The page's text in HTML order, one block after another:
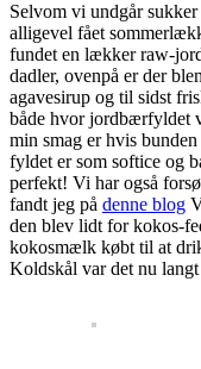
Selvom vi undgår
alligevel fået
fundet en lækker raw-
dadler, ovenpå er der
agavesirup og til sidst
både hvor jordbærfyldet
min smag er hvis
fyldet er som softice og
perfekt! Vi har også
fandt jeg på denne blog
den blev lidt for kokos-
kokosmælk købt til at
Koldskål var det nu